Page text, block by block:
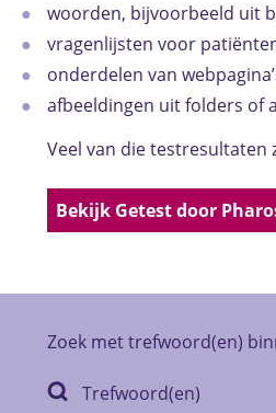
woorden, bijvoorbeeld uit
vragenlijsten voor
onderdelen van
afbeeldingen uit folders of
Veel van die testresultaten
Bekijk Getest door
Zoek met trefwoord(en)